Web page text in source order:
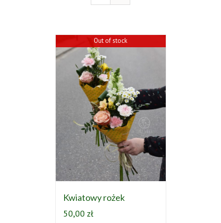
Out of stock
Kwiatowy rożek
50,00 zł